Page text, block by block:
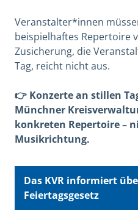
Veranstalter*innen
beispielhaftes Repertoire
Zusicherung, die
Tag, reicht nicht aus.
👉 Konzerte an stillen
Münchner
konkreten Repertoire –
Musikrichtung.
Das KVR informiert
Feiertagsgesetz